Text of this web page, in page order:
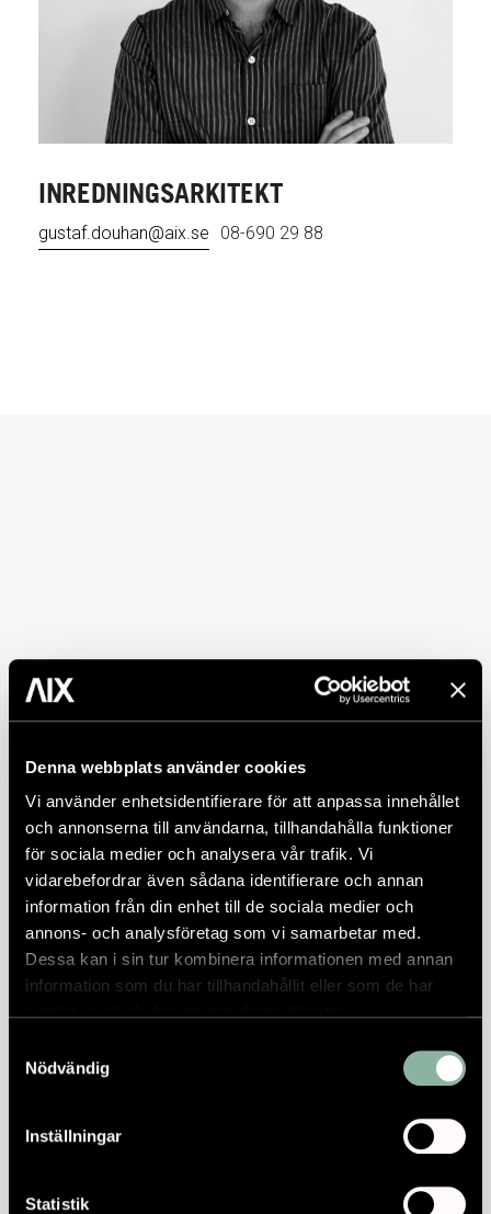
Denna webbplats använder cookies
Vi använder enhetsidentifierare för att anpassa innehållet
och annonserna till användarna, tillhandahålla funktioner
för sociala medier och analysera vår trafik. Vi
vidarebefordrar även sådana identifierare och annan
information från din enhet till de sociala medier och
annons- och analysföretag som vi samarbetar med.
Dessa kan i sin tur kombinera informationen med annan
information som du har tillhandahållit eller som de har
Nödvändig
Inställningar
Statistik
INREDNINGSARKITEKT
gustaf.douhan@aix.se 08-690 29 88